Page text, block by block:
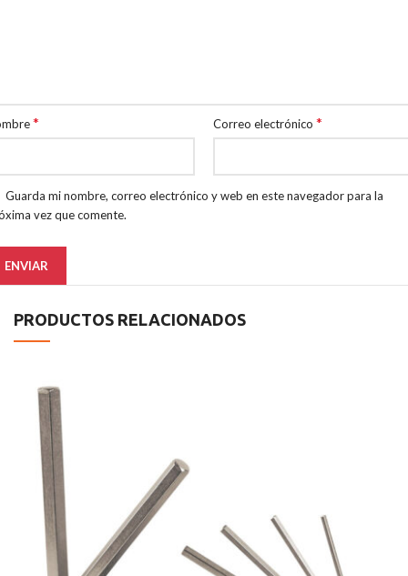
* Correo electrónico *
Guarda mi nombre, correo electrónico y web en este navegador para la
vez que comente.
PRODUCTOS RELACIONADOS